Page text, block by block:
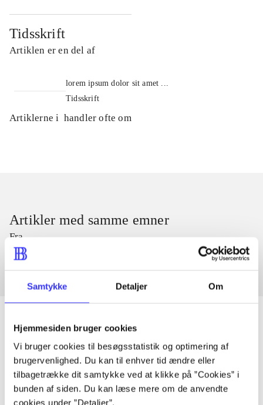
Samtykke Detaljer Om
Hjemmesiden bruger cookies
Vi bruger cookies til besøgsstatistik og optimering af
brugervenlighed. Du kan til enhver tid ændre eller
tilbagetrække dit samtykke ved at klikke på ”Cookies” i
bunden af siden. Du kan læse mere om de anvendte
cookies under ”Detaljer”.
Tidsskrift
Artiklen er en del af
lorem ipsum dolor sit amet ...
Tidsskrift
Artiklerne i handler ofte om
Artikler med samme emner
Fra
Artikler
Alle registrerede artikler fordelt på udgivelser
...